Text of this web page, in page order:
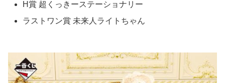
H賞 超くっきーステーショナリー
ラストワン賞 未来⼈ライトちゃん